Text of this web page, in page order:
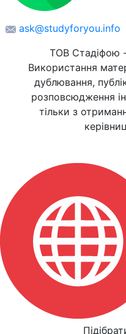
ask@studyforyou.info
ТОВ Стадіфою -
Використання
дублювання,
розповсюдження
тільки з